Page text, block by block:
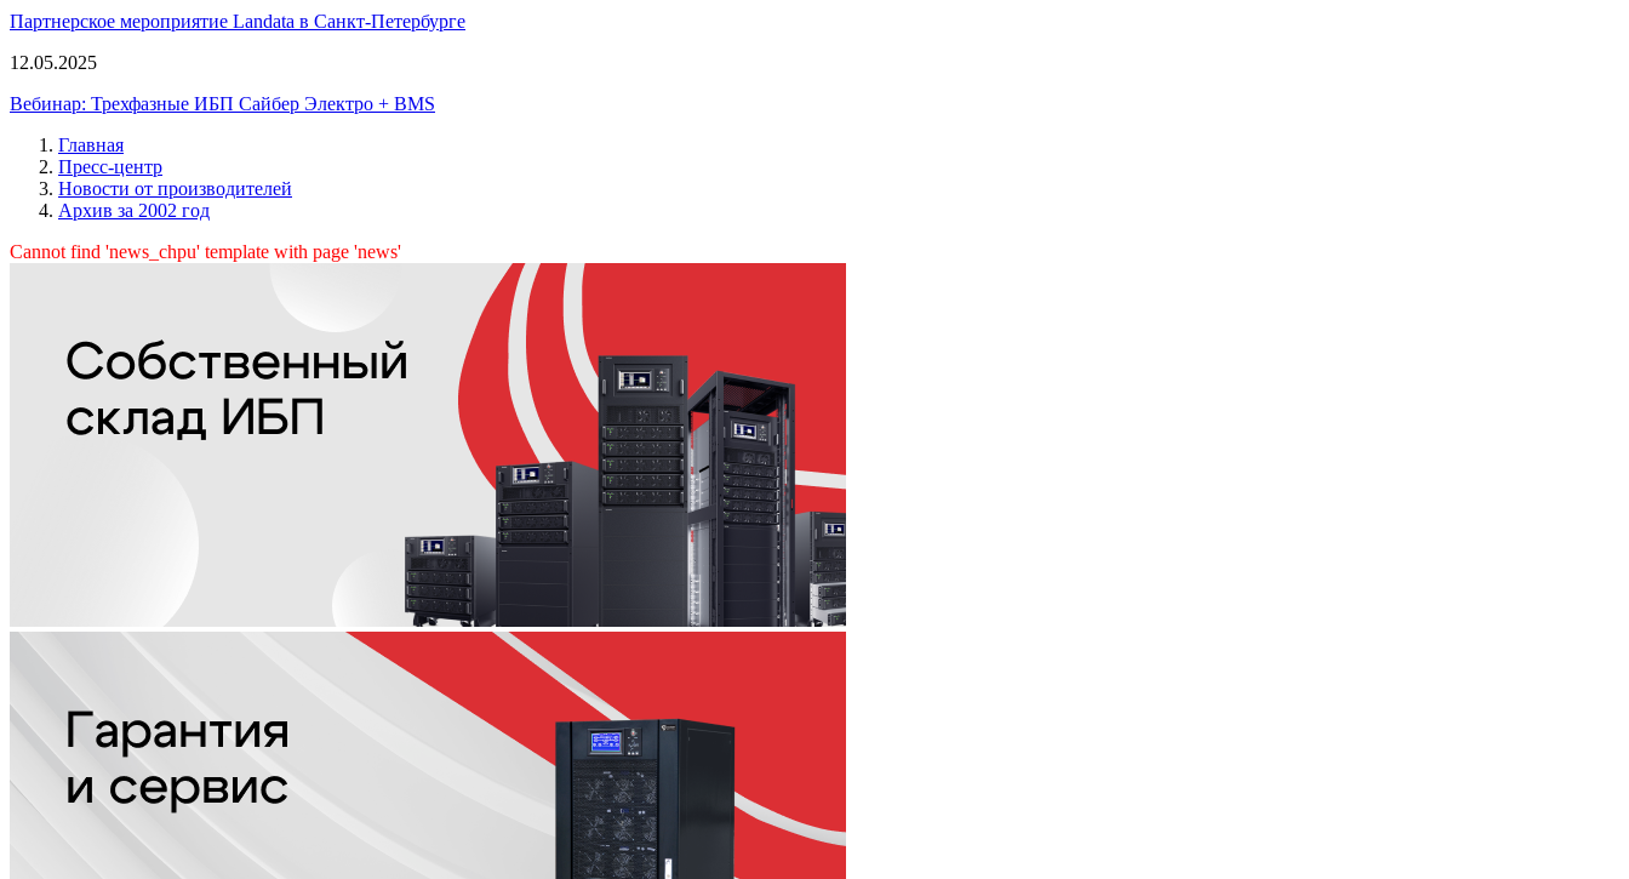
Партнерское мероприятие Landata в Санкт-Петербурге
12.05.2025
Вебинар: Трехфазные ИБП Сайбер Электро + BMS
Главная
Пресс-центр
Новости от производителей
Архив за 2002 год
Cannot find 'news_chpu' template with page 'news'